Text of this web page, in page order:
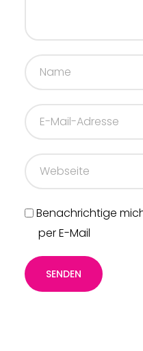
Benachrichtige
per E-Mail
SENDEN